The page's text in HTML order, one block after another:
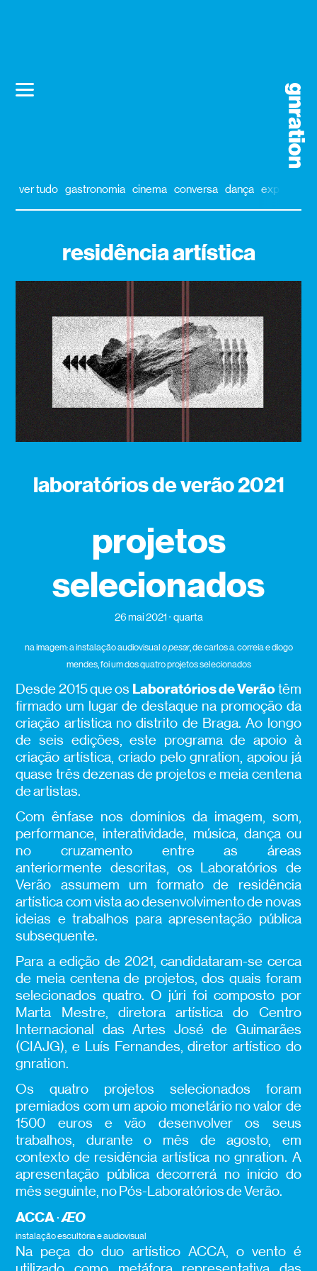
ver tudo gastronomia cinema conversa dança exposição
residência artística
laboratórios de verão 2021
projetos
selecionados
26 mai 2021 quarta
na imagem: a instalação audiovisual o pesar, de carlos a. correia e diogo
mendes, foi um dos quatro projetos selecionados
Desde 2015 que os Laboratórios de Verãotêm
firmado um lugar de destaque na promoção da
criação artística no distrito de Braga. Ao longo
de seis edições, este programa de apoio à
criação artística, criado pelo gnration, apoiou já
quase três dezenas de projetos e meia centena
de artistas.
Com ênfase nos domínios da imagem, som,
performance, interatividade, música, dança ou
no cruzamento entre as áreas
anteriormente descritas, os Laboratórios de
Verão assumem um formato de residência
artística com vista ao desenvolvimento de novas
ideias e trabalhos para apresentação pública
subsequente.
Para a edição de 2021, candidataram-se cerca
de meia centena de projetos, dos quais foram
selecionados quatro. O júri foi composto por
Marta Mestre, diretora artística do Centro
Internacional das Artes José de Guimarães
(CIAJG), e Luís Fernandes, diretor artístico do
gnration.
Os quatro projetos selecionados foram
premiados com um apoio monetário no valor de
1500 euros e vão desenvolver os seus
trabalhos, durante o mês de agosto, em
contexto de residência artística no gnration. A
apresentação pública decorrerá no início do
mês seguinte, no Pós-Laboratórios de Verão.
ACCA·ÆO
instalação escultória e audiovisual
Na peça do duo artístico ACCA, o vento é